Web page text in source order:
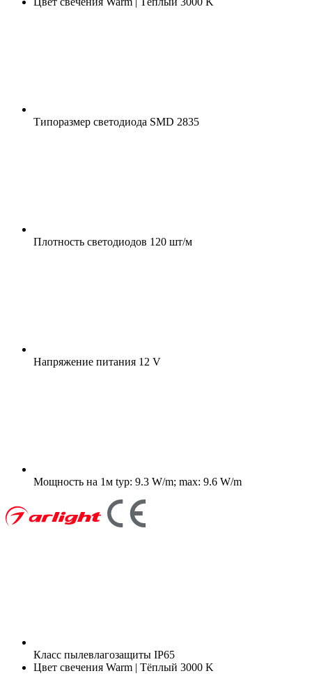
Типоразмер светодиода SMD 2835
Плотность светодиодов 120 шт/м
Напряжение питания 12 V
Мощность на 1м typ: 9.3 W/m; max: 9.6 W/m
Класс пылевлагозащиты IP65
Цвет свечения Warm | Тёплый 3000 K